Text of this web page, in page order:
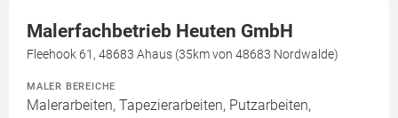
Malerfachbetrieb Heuten GmbH
Fleehook 61, 48683 Ahaus (35km von 48683 Nordwalde)
MALER BEREICHE
Malerarbeiten, Tapezierarbeiten, Putzarbeiten,